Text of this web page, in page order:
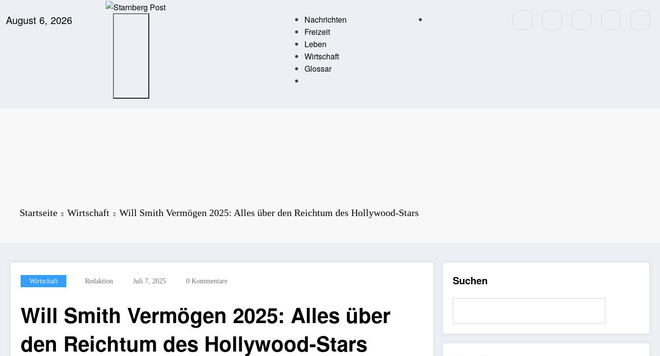
Inhalt
August 6, 2026
Nachrichten
Freizeit
Leben
Wirtschaft
Glossar
Startseite Wirtschaft Will Smith Vermögen 2025: Alles über den Reichtum des Hollywood-Stars
Wirtschaft Redaktion Juli 7, 2025 0 Kommentare
Will Smith Vermögen 2025: Alles über
den Reichtum des Hollywood-Stars
Suchen